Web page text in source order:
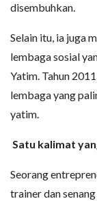
disembuhkan.
Selain itu, ia juga
lembaga sosial
Yatim. Tahun
lembaga yang
yatim.
Satu kalimat
Seorang
trainer dan